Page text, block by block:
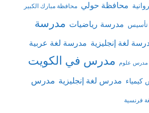
محافظة حولي محافظة مبارك الكبير
مدرسة رياضيات مدرسة
لغة إنجليزية مدرسة لغة عربية
مدرس علوم مدرس في الكويت
مدرس لغة إنجليزية مدرس
فرنسية